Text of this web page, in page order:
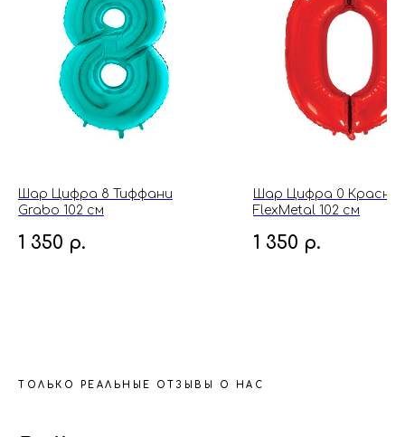
Шар Цифра 8 Тиффани
Grabo 102 см
1 350 р.
Шар Цифра 0
FlexMetal 102 см
1 350 р.
ТОЛЬКО РЕАЛЬНЫЕ ОТЗЫВЫ О НАС